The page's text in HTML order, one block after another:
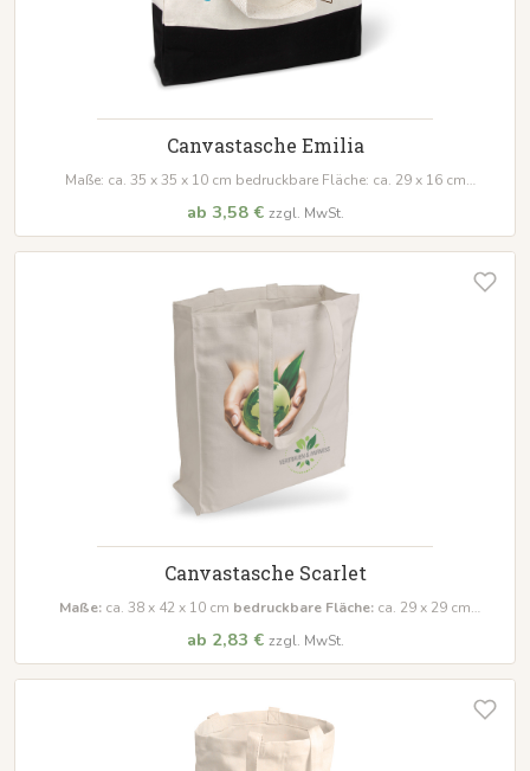
Canvastasche Emilia
Maße: ca. 35 x 35 x 10 cm bedruckbare Fläche: ca. 29 x 16 cm
ab 3,58 € zzgl. MwSt.
Canvastasche Scarlet
Maße: ca. 38 x 42 x 10 cm bedruckbare Fläche: ca. 29 x 29 cm
ab 2,83 € zzgl. MwSt.